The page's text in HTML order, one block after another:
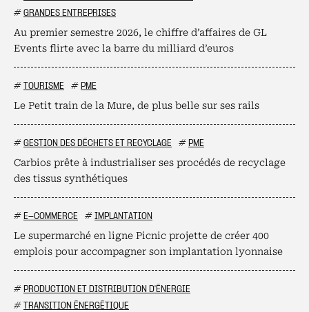
# GRANDES ENTREPRISES
Au premier semestre 2026, le chiffre d’affaires de GL
Events flirte avec la barre du milliard d’euros
# TOURISME # PME
Le Petit train de la Mure, de plus belle sur ses rails
# GESTION DES DÉCHETS ET RECYCLAGE # PME
Carbios prête à industrialiser ses procédés de recyclage
des tissus synthétiques
# E-COMMERCE # IMPLANTATION
Le supermarché en ligne Picnic projette de créer 400
emplois pour accompagner son implantation lyonnaise
# PRODUCTION ET DISTRIBUTION D'ÉNERGIE
# TRANSITION ÉNERGÉTIQUE